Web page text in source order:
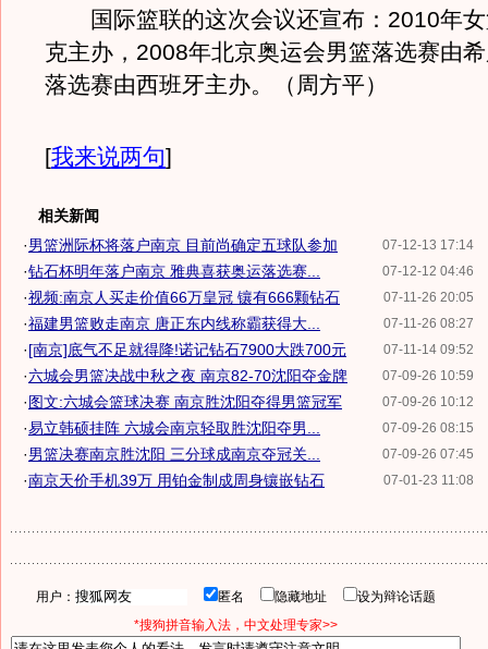
国际篮联的这次会议还宣布：2010年女
克主办，2008年北京奥运会男篮落选赛由
落选赛由西班牙主办。（周方平）
[我来说两句]
相关新闻
07-12-13 17:14
·男篮洲际杯将落户南京 目前尚确定五球队参加
07-12-12 04:46
·钻石杯明年落户南京 雅典喜获奥运落选赛...
07-11-26 20:05
·视频:南京人买走价值66万皇冠 镶有666颗钻石
07-11-26 08:27
·福建男篮败走南京 唐正东内线称霸获得大...
07-11-14 09:52
·[南京]底气不足就得降!诺记钻石7900大跌700元
07-09-26 10:59
·六城会男篮决战中秋之夜 南京82-70沈阳夺金牌
07-09-26 10:12
·图文:六城会篮球决赛 南京胜沈阳夺得男篮冠军
07-09-26 08:15
·易立韩硕挂阵 六城会南京轻取胜沈阳夺男...
07-09-26 07:45
·男篮决赛南京胜沈阳 三分球成南京夺冠关...
07-01-23 11:08
·南京天价手机39万 用铂金制成周身镶嵌钻石
用户： 匿名 隐藏地址
设为辩论话题
*搜狗拼音输入法，中文处理专家>>